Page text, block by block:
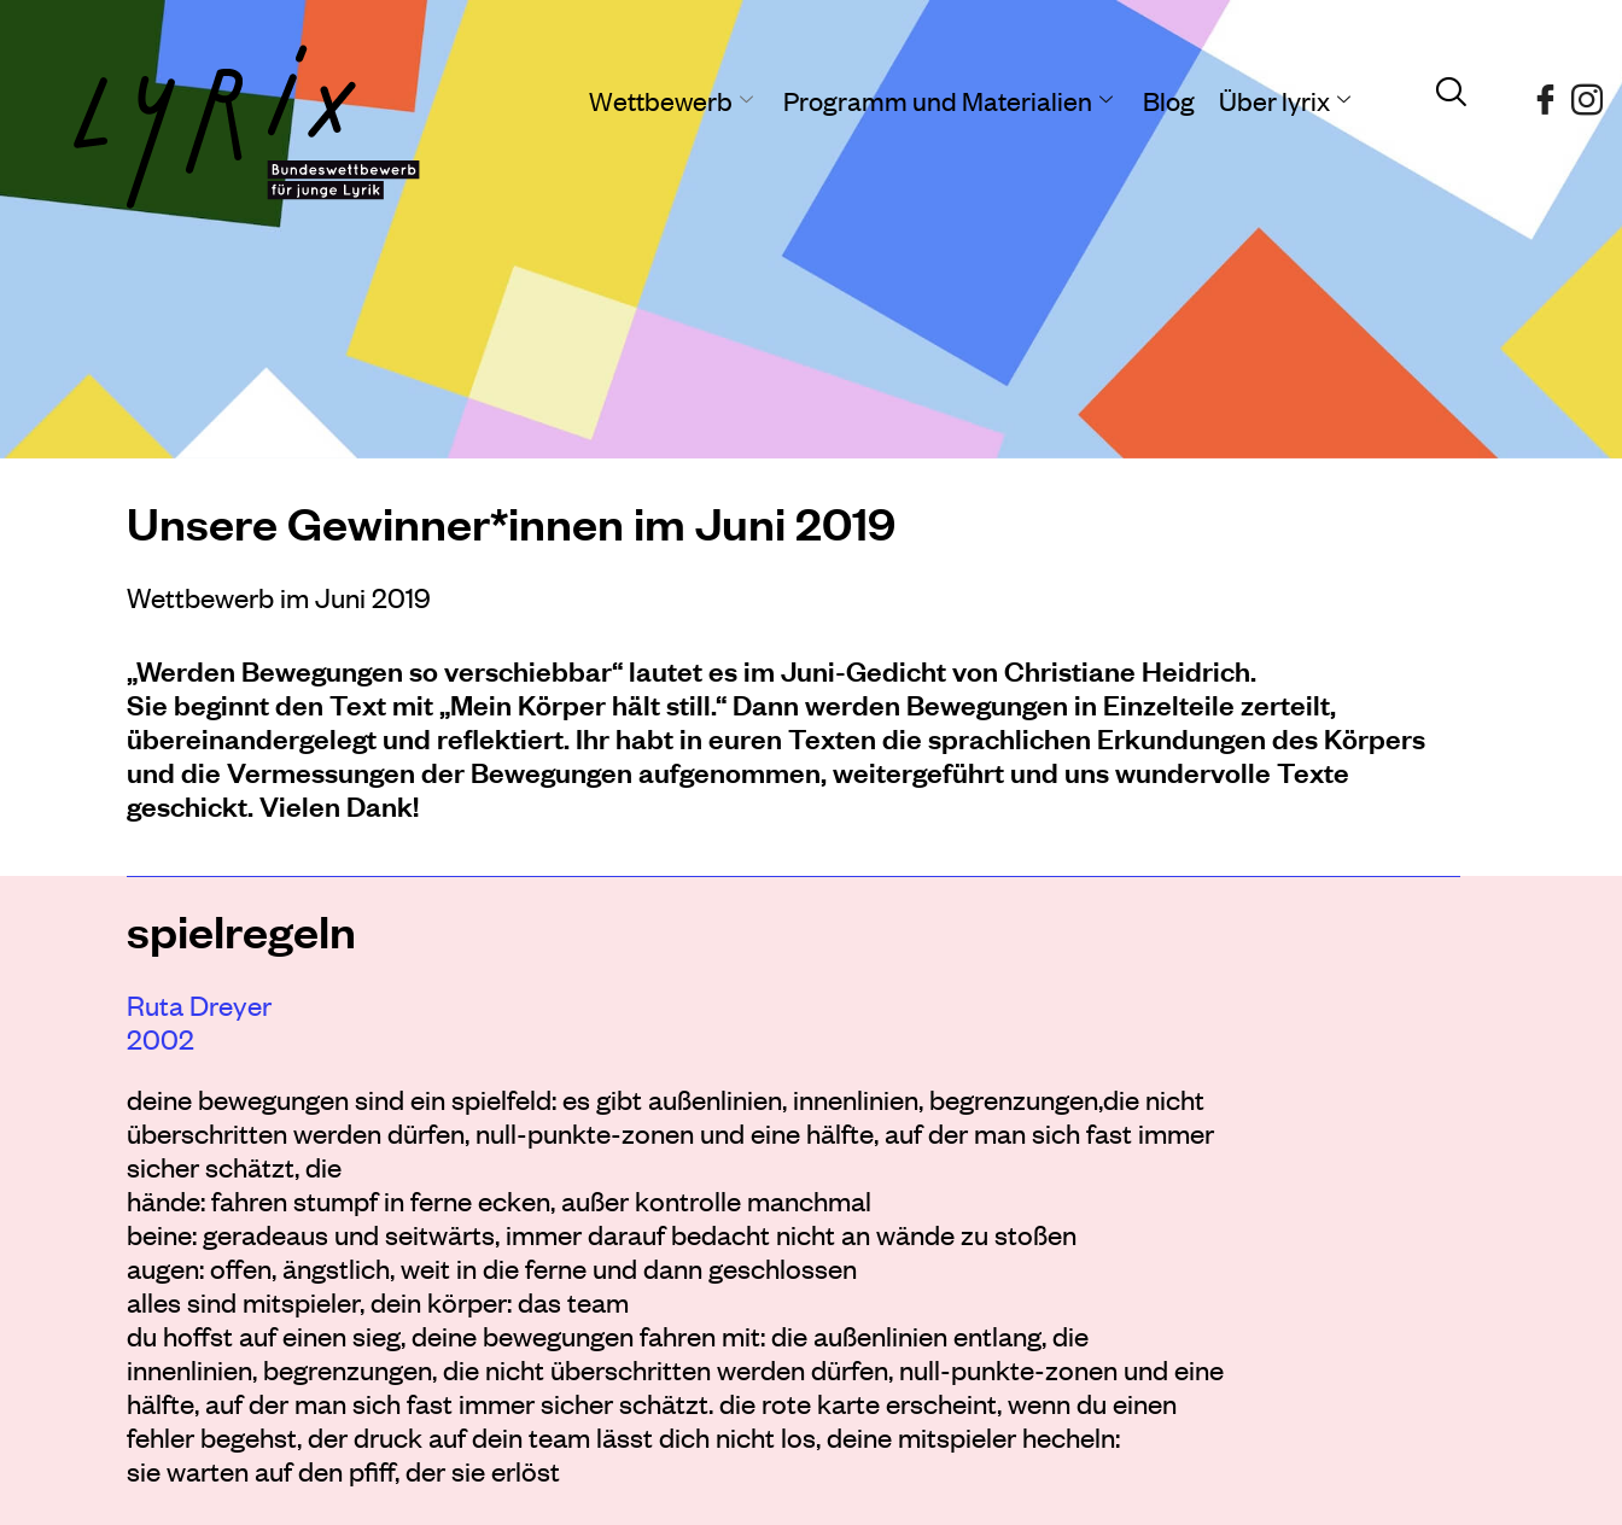
Wettbewerb Programm und Materialien Blog Über lyrix
Unsere Gewinner*innen im Juni 2019
Wettbewerb im Juni 2019
„Werden Bewegungen so verschiebbar“ lautet es im Juni-Gedicht von Christiane Heidrich.
Sie beginnt den Text mit „Mein Körper hält still.“ Dann werden Bewegungen in Einzelteile zerteilt,
übereinandergelegt und reflektiert. Ihr habt in euren Texten die sprachlichen Erkundungen des Körpers
und die Vermessungen der Bewegungen aufgenommen, weitergeführt und uns wundervolle Texte
geschickt. Vielen Dank!
spielregeln
Ruta Dreyer
2002
deine bewegungen sind ein spielfeld: es gibt außenlinien, innenlinien, begrenzungen,die nicht
überschritten werden dürfen, null-punkte-zonen und eine hälfte, auf der man sich fast immer
sicher schätzt, die
hände: fahren stumpf in ferne ecken, außer kontrolle manchmal
beine: geradeaus und seitwärts, immer darauf bedacht nicht an wände zu stoßen
augen: offen, ängstlich, weit in die ferne und dann geschlossen
alles sind mitspieler, dein körper: das team
du hoffst auf einen sieg, deine bewegungen fahren mit: die außenlinien entlang, die
innenlinien, begrenzungen, die nicht überschritten werden dürfen, null-punkte-zonen und eine
hälfte, auf der man sich fast immer sicher schätzt. die rote karte erscheint, wenn du einen
fehler begehst, der druck auf dein team lässt dich nicht los, deine mitspieler hecheln:
sie warten auf den pfiff, der sie erlöst